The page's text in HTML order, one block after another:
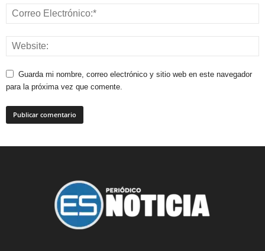
Guarda mi nombre, correo electrónico y sitio web en este navegador
para la próxima vez que comente.